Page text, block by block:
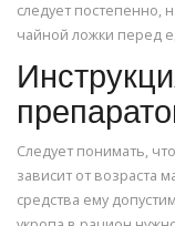
следует постепенно,
чайной ложки перед
Следует понимать,
зависит от возраста
средства ему